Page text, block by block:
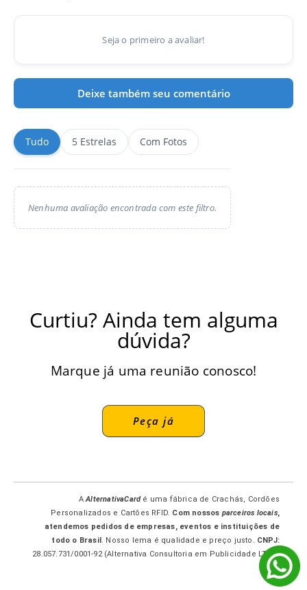
Seja o primeiro a avaliar!
Deixe também seu comentário
Tudo 5 Estrelas Com Fotos
Nenhuma avaliação encontrada com este filtro.
Curtiu? Ainda tem alguma
dúvida?
Marque já uma reunião conosco!
Peça já
AAlternativaCardé uma fábrica de Crachás, Cordões
Personalizados e Cartões RFID. Com nossos parceiros locais,
atendemos pedidos de empresas, eventos e instituições de
todo o Brasil. Nosso lema é qualidade e preço justo. CNPJ:
28.057.731/0001-92 (Alternativa Consultoria em Publicidade LTDA-
ME.)